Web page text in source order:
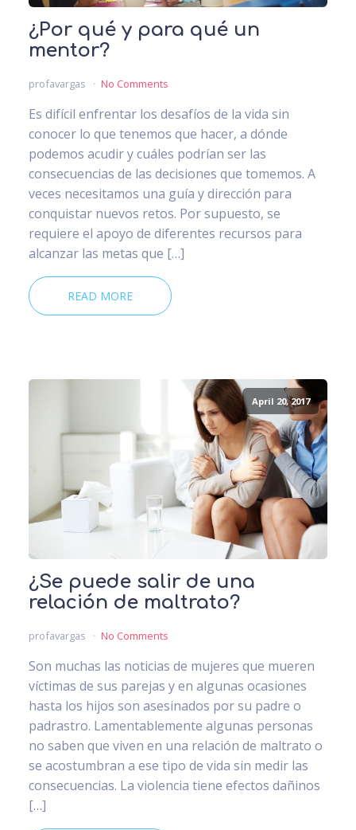
¿Por qué y para qué un
mentor?
profavargas No Comments
Es difícil enfrentar los desafíos de la vida sin
conocer lo que tenemos que hacer, a dónde
podemos acudir y cuáles podrían ser las
consecuencias de las decisiones que tomemos. A
veces necesitamos una guía y dirección para
conquistar nuevos retos. Por supuesto, se
requiere el apoyo de diferentes recursos para
alcanzar las metas que […]
READ MORE
April 20, 2017
¿Se puede salir de una
relación de maltrato?
profavargas No Comments
Son muchas las noticias de mujeres que mueren
víctimas de sus parejas y en algunas ocasiones
hasta los hijos son asesinados por su padre o
padrastro. Lamentablemente algunas personas
no saben que viven en una relación de maltrato o
se acostumbran a ese tipo de vida sin medir las
consecuencias. La violencia tiene efectos dañinos
[…]